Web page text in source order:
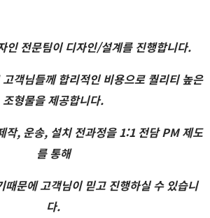
인 전문팀이 디자인/설계를 진행합니다.
객님들께 합리적인 비용으로 퀄리티 높은
조형물을 제공합니다.
작, 운송, 설치 전과정을 1:1 전담 PM 제도
를 통해
때문에 고객님이 믿고 진행하실 수 있습니
다.